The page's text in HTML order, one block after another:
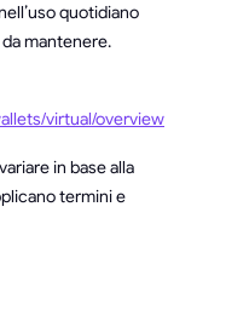
quotidiano
mantenere.
virtual/overview
in base alla
termini e